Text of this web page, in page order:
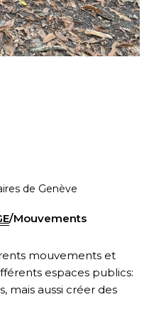
de Genève
/Mouvements
mouvements et
espaces publics:
mais aussi créer des